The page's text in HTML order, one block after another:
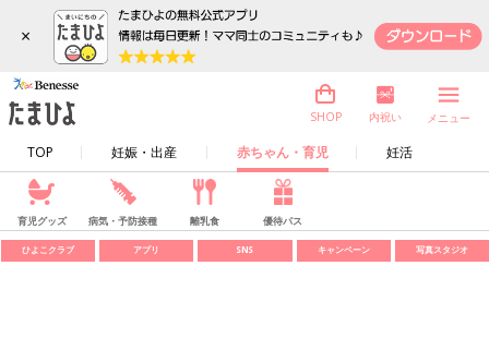
×
TOP 妊娠・出産 赤ちゃん・育児 妊活
SHOP 内祝い メニュー
育児グッズ 病気・予防接種 離乳食 優待パス
ひよこクラブ アプリ SNS キャンペーン 写真スタジオ